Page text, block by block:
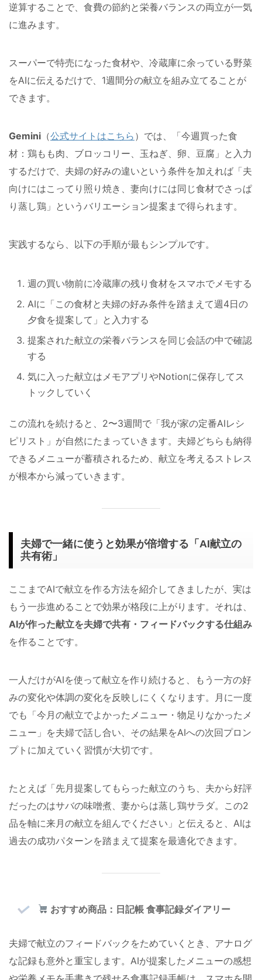
逆算することで、食費の節約と栄養バランスの両立が一気
に進みます。
スーパーで特売になった食材や、冷蔵庫に余っている野菜
をAIに伝えるだけで、1週間分の献立を組み立てることが
できます。
Gemini （公式サイトはこちら ）では、「今週買った食
材：鶏もも肉、ブロッコリー、玉ねぎ、卵、豆腐」と入力
するだけで、夫婦の好みの違いという条件を加えれば「夫
向けにはこってり照り焼き、妻向けには同じ食材でさっぱ
り蒸し鶏」というバリエーション提案まで得られます。
実践するなら、以下の手順が最もシンプルです。
週の買い物前に冷蔵庫の残り食材をスマホでメモする
AIに「この食材と夫婦の好み条件を踏まえて週4日の
夕食を提案して」と入力する
提案された献立の栄養バランスを同じ会話の中で確認
する
気に入った献立はメモアプリやNotionに保存してス
トックしていく
この流れを続けると、2〜3週間で「我が家の定番AIレシ
ピリスト」が自然にたまっていきます。夫婦どちらも納得
できるメニューが蓄積されるため、献立を考えるストレス
が根本から減っていきます。
夫婦で一緒に使うと効果が倍増する「AI献立の
共有術」
ここまでAIで献立を作る方法を紹介してきましたが、実は
もう一歩進めることで効果が格段に上がります。それは、
AIが作った献立を夫婦で共有・フィードバックする仕組み
を作ることです。
一人だけがAIを使って献立を作り続けると、もう一方の好
みの変化や体調の変化を反映しにくくなります。月に一度
でも「今月の献立でよかったメニュー・物足りなかったメ
ニュー」を夫婦で話し合い、その結果をAIへの次回プロン
プトに加えていく習慣が大切です。
たとえば「先月提案してもらった献立のうち、夫から好評
だったのはサバの味噌煮、妻からは蒸し鶏サラダ。この2
品を軸に来月の献立を組んでください」と伝えると、AIは
過去の成功パターンを踏まえて提案を最適化できます。
おすすめ商品：日記帳 食事記録ダイアリー
夫婦で献立のフィードバックをためていくとき、アナログ
な記録も意外と重宝します。AIが提案したメニューの感想